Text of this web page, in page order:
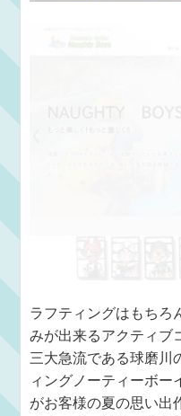
ラフティングはもちろ
みが出来るアクティブ
三大急流である球磨川
ィングノーティーボー
がお客様の夏の思い出